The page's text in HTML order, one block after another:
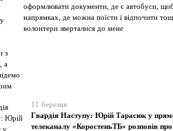
оформлювати документи, де є автобуси,
напрямках, де можна поїсти і відпочити
волонтери зверталися до мене
11 березня
Гвардія Наступу: Юрій Тарасюк у
телеканалу «КоростеньТБ» розповів